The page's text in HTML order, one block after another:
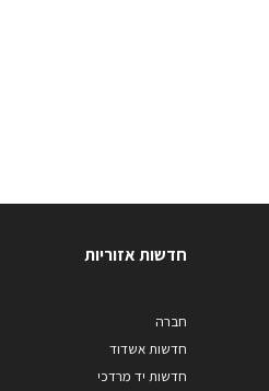
חדשות אזוריות
חברה
חדשות אשדוד
חדשות יד מרדכי